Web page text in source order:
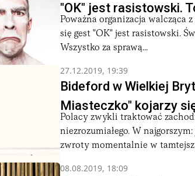
"OK" jest rasistowski.
Poważna organizacja walcząca
się gest "OK" jest rasistowski.
Wszystko za sprawą...
27.12.2019, 19:39
Bideford w Wielkiej
Miasteczko" kojarzy
Polacy zwykli traktować
niezrozumiałego. W
zwroty momentalnie w
08.08.2019, 18:09